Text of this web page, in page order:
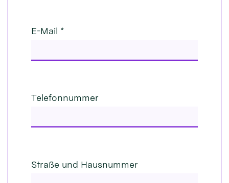
E-Mail *
Telefonnummer
Straße und Hausnummer